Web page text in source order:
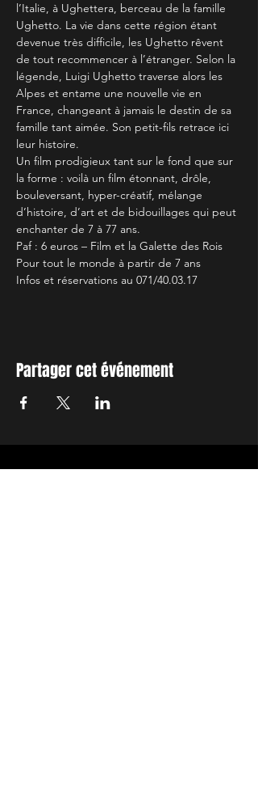
l’Italie, à Ughettera, berceau de la famille
Ughetto. La vie dans cette région étant
devenue très difficile, les Ughetto rêvent
de tout recommencer à l’étranger. Selon la
légende, Luigi Ughetto traverse alors les
Alpes et entame une nouvelle vie en
France, changeant à jamais le destin de sa
famille tant aimée. Son petit-fils retrace ici
leur histoire.
Un film prodigieux tant sur le fond que sur
la forme : voilà un film étonnant, drôle,
bouleversant, hyper-créatif, mélange
d’histoire, d’art et de bidouillages qui peut
enchanter de 7 à 77 ans.
Paf : 6 euros – Film et la Galette des Rois
Pour tout le monde à partir de 7 ans
Infos et réservations au 071/40.03.17
Partager cet événement